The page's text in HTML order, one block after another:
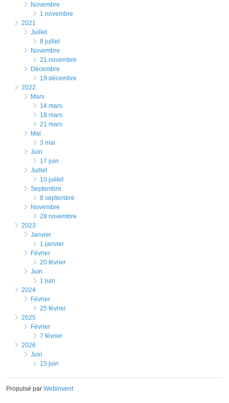
novembre
1 novembre
2021
juillet
8 juillet
novembre
21 novembre
décembre
19 décembre
2022
mars
14 mars
18 mars
21 mars
mai
3 mai
juin
17 juin
juillet
10 juillet
septembre
8 septembre
novembre
28 novembre
2023
janvier
1 janvier
février
20 février
juin
1 juin
2024
février
25 février
2025
février
7 février
2026
juin
15 juin
Propulsé par Webinvent